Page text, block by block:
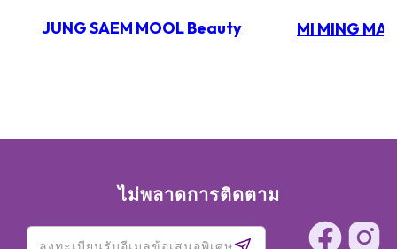
JUNG SAEM MOOL Beauty MI MING
ไม่พลาดการติดตาม